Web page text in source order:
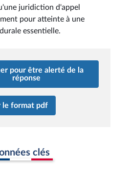
juridiction d'appel
pour atteinte à une
essentielle.
pour être alerté de la
réponse
le format pdf
clés